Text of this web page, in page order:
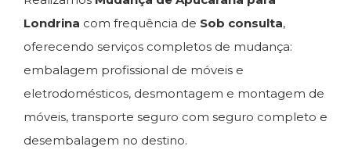
Londrina com frequência de Sob consulta,
oferecendo serviços completos de mudança:
embalagem profissional de móveis e
eletrodomésticos, desmontagem e montagem de
móveis, transporte seguro com seguro completo e
desembalagem no destino.